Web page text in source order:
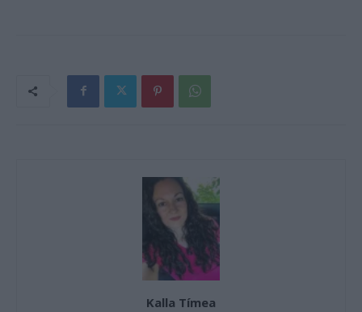
Kalla Tímea